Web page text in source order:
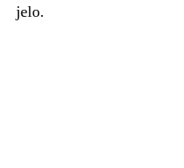
jelo.